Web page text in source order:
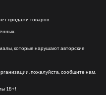
продажи товаров.
которые нарушают авторские
пожалуйста, сообщите нам.
18+!